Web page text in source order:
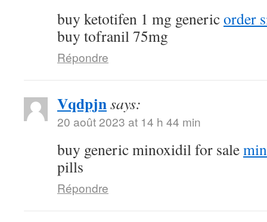
buy ketotifen 1 mg genericorder
buy tofranil 75mg
Répondre
Vqdpjnsays:
20 août 2023 at 14 h 44 min
buy generic minoxidil for sale
pills
Répondre